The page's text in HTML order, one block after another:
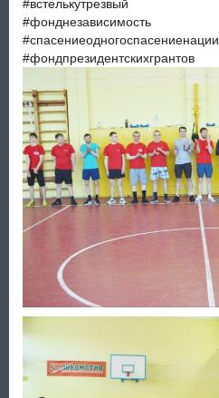
#встелькутрезвый
#фонднезависимость
#спасениеодногоспасениенации
#фондпрезидентскихгрантов